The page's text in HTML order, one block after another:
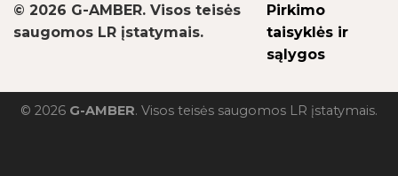
© 2026 G-AMBER. Visos teisės
saugomos LR įstatymais.
Pirkimo
taisyklės ir
sąlygos
© 2026 G-AMBER. Visos teisės saugomos LR įstatymais.